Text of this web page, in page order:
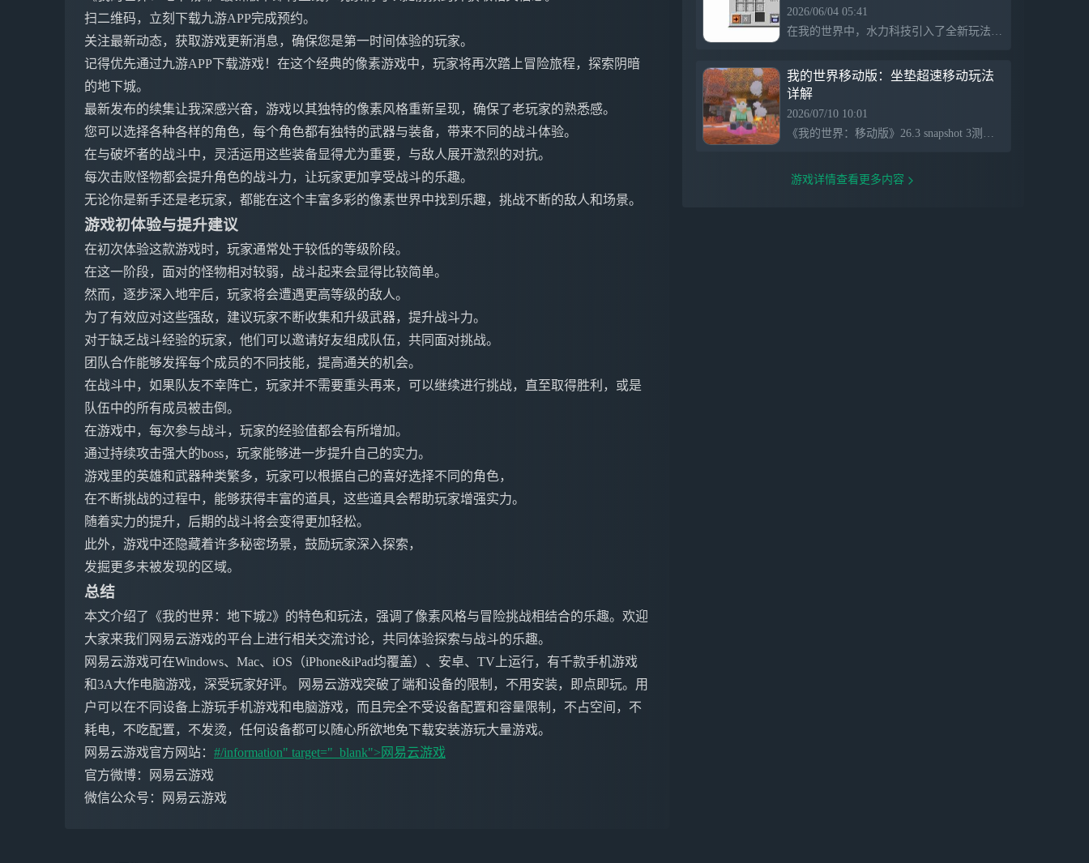
扫二维码，立刻下载九游APP完成预约。
关注最新动态，获取游戏更新消息，确保您是第一时间体验的玩家。
记得优先通过九游APP下载游戏！在这个经典的像素游戏中，玩家将再次踏上冒险旅程，探索阴暗
的地下城。
最新发布的续集让我深感兴奋，游戏以其独特的像素风格重新呈现，确保了老玩家的熟悉感。
您可以选择各种各样的角色，每个角色都有独特的武器与装备，带来不同的战斗体验。
在与破坏者的战斗中，灵活运用这些装备显得尤为重要，与敌人展开激烈的对抗。
每次击败怪物都会提升角色的战斗力，让玩家更加享受战斗的乐趣。
无论你是新手还是老玩家，都能在这个丰富多彩的像素世界中找到乐趣，挑战不断的敌人和场景。
游戏初体验与提升建议
在初次体验这款游戏时，玩家通常处于较低的等级阶段。
在这一阶段，面对的怪物相对较弱，战斗起来会显得比较简单。
然而，逐步深入地牢后，玩家将会遭遇更高等级的敌人。
为了有效应对这些强敌，建议玩家不断收集和升级武器，提升战斗力。
对于缺乏战斗经验的玩家，他们可以邀请好友组成队伍，共同面对挑战。
团队合作能够发挥每个成员的不同技能，提高通关的机会。
在战斗中，如果队友不幸阵亡，玩家并不需要重头再来，可以继续进行挑战，直至取得胜利，或是
队伍中的所有成员被击倒。
在游戏中，每次参与战斗，玩家的经验值都会有所增加。
通过持续攻击强大的boss，玩家能够进一步提升自己的实力。
游戏里的英雄和武器种类繁多，玩家可以根据自己的喜好选择不同的角色，
在不断挑战的过程中，能够获得丰富的道具，这些道具会帮助玩家增强实力。
随着实力的提升，后期的战斗将会变得更加轻松。
此外，游戏中还隐藏着许多秘密场景，鼓励玩家深入探索，
发掘更多未被发现的区域。
总结
本文介绍了《我的世界：地下城2》的特色和玩法，强调了像素风格与冒险挑战相结合的乐趣。欢迎
大家来我们网易云游戏的平台上进行相关交流讨论，共同体验探索与战斗的乐趣。
网易云游戏可在Windows、Mac、iOS（iPhone&iPad均覆盖）、安卓、TV上运行，有千款手机游戏
和3A大作电脑游戏，深受玩家好评。 网易云游戏突破了端和设备的限制，不用安装，即点即玩。用
户可以在不同设备上游玩手机游戏和电脑游戏，而且完全不受设备配置和容量限制，不占空间，不
耗电，不吃配置，不发烫，任何设备都可以随心所欲地免下载安装游玩大量游戏。
网易云游戏官方网站： #/information" target="_blank"> 网易云游戏
官方微博：网易云游戏
微信公众号：网易云游戏
2026/06/04 05:41
在我的世界中，水力科技引入了全新玩法，玩家可以利用水车、漏斗、水力发电机、水电梯和水力管道等基础水力装置，创造自动化系统和运输网络。水车是核心部件，能将水流动能转化为机械能，推动其他装置的运作；漏斗则负责物品传输；水力发电机将机械能转为电能，支持红石电路；水电梯和水力管道则实现快速移动和水流引导，增强游戏的创造性与便利性。
我的世界移动版：坐垫超速移动玩法
详解
2026/07/10 10:01
《我的世界：移动版》26.3 snapshot 3测试快照带来了全新坐垫道具，玩家快速挖掘出超速移动玩法，利用坐垫的特殊吸附机制实现高速位移。通过批量摆放坐垫，玩家可以在不同场景中纵向和横向移动，操作简单、效果独特。然而，该玩法需要大量时间铺设坐垫阵列，适合展示而非长途探索。
游戏详情查看更多内容